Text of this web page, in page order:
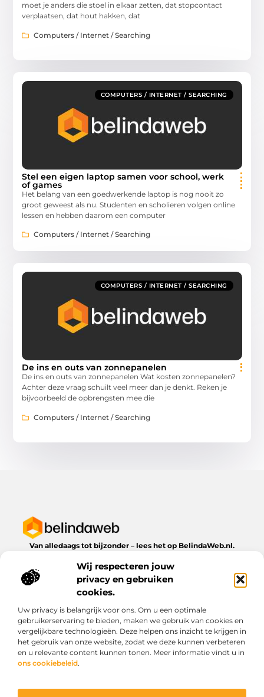
Wij respecteren jouw
privacy en gebruiken
cookies.
Uw privacy is belangrijk voor ons. Om u een optimale
gebruikerservaring te bieden, maken we gebruik van cookies en
vergelijkbare technologieën. Deze helpen ons inzicht te krijgen in
het gebruik van onze website, zodat we deze kunnen verbeteren
en u relevante content kunnen tonen. Meer informatie vindt u in
ons cookiebeleid.
moet je anders die stoel in elkaar zetten, dat stopcontact
verplaatsen, dat hout hakken, dat
Computers / Internet / Searching
COMPUTERS / INTERNET / SEARCHING
Stel een eigen laptop samen voor school, werk
of games
Het belang van een goedwerkende laptop is nog nooit zo
groot geweest als nu. Studenten en scholieren volgen online
lessen en hebben daarom een computer
Computers / Internet / Searching
COMPUTERS / INTERNET / SEARCHING
De ins en outs van zonnepanelen
De ins en outs van zonnepanelen Wat kosten zonnepanelen?
Achter deze vraag schuilt veel meer dan je denkt. Reken je
bijvoorbeeld de opbrengsten mee die
Computers / Internet / Searching
Van alledaags tot bijzonder – lees het op BelindaWeb.nl.
dagelijks leven te bieden heeft.
Bericht categorie
Onze informatie